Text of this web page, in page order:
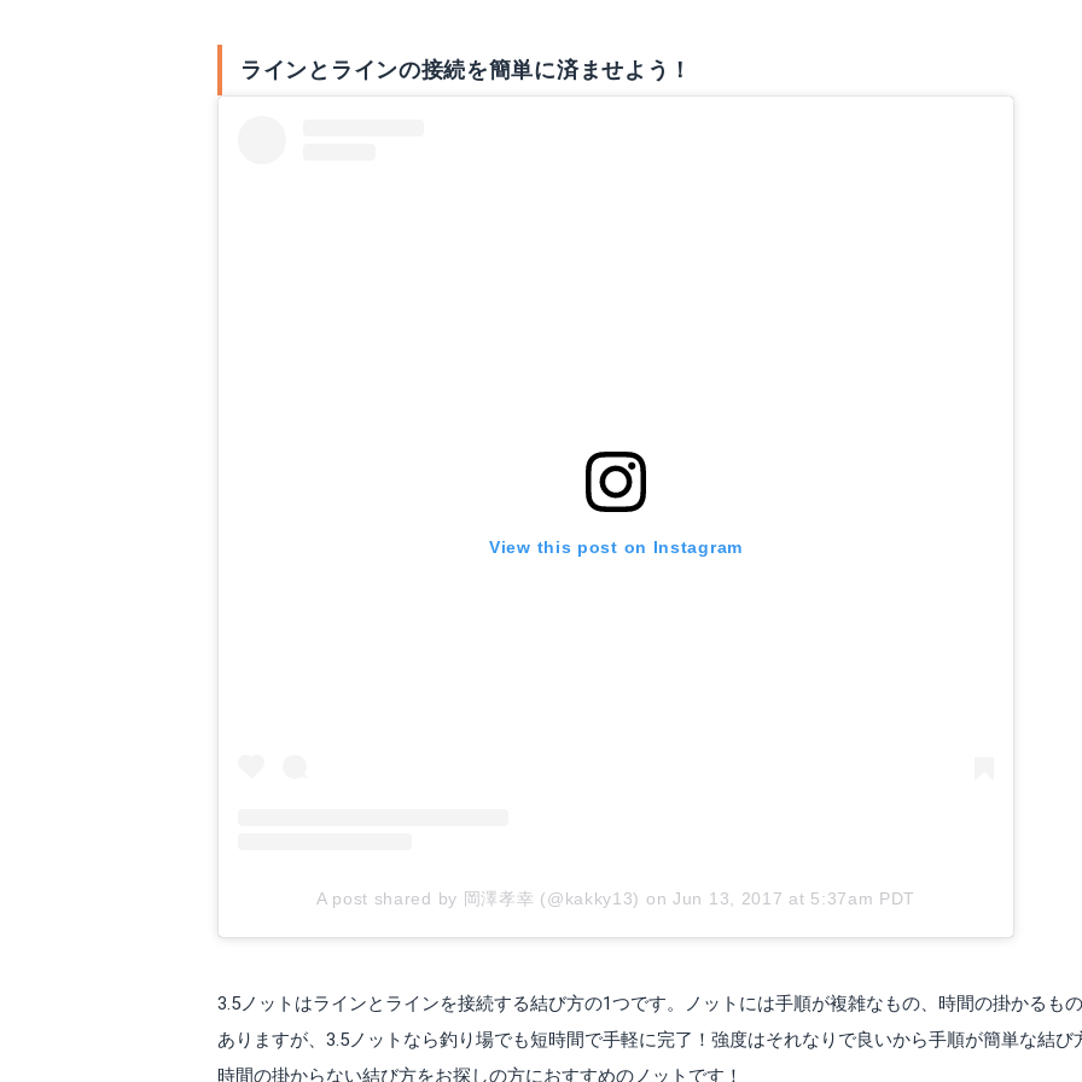
ラインとラインの接続を簡単に済ませよう！
View this post on Instagram
A post shared by 岡澤孝幸 (@kakky13) on Jun 13, 2017 at 5:37am PDT
3.5ノットはラインとラインを接続する結び方の1つです。ノットには手順が複雑なもの、時間の掛かるも
ありますが、3.5ノットなら釣り場でも短時間で手軽に完了！強度はそれなりで良いから手順が簡単な結び
時間の掛からない結び方をお探しの方におすすめのノットです！